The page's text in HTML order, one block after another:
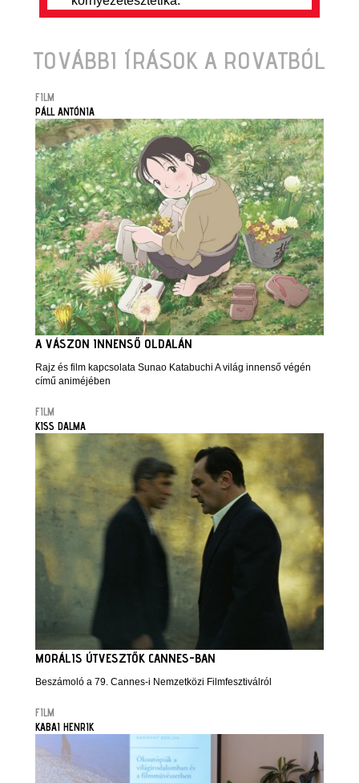
TOVÁBBI ÍRÁSOK A ROVATBÓL
FILM
PÁLL ANTÓNIA
A VÁSZON INNENSŐ OLDALÁN
Rajz és film kapcsolata Sunao Katabuchi A világ innenső végén
című animéjében
FILM
KISS DALMA
MORÁLIS ÚTVESZTŐK CANNES-BAN
Beszámoló a 79. Cannes-i Nemzetközi Filmfesztiválról
FILM
KABAI HENRIK